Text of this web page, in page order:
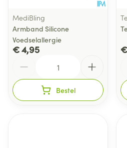
MediBling
Armband Silicone
Voedselallergie
€ 4,95
Bestel